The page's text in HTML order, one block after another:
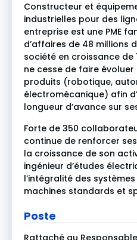
Constructeur et
industrielles pour des
entreprise est une PME
d’affaires de 48 millions
société en croissance de
ne cesse de faire
produits (robotique,
électromécanique) afin
longueur d’avance sur
Forte de 350
continue de renforcer
la croissance de son
ingénieur d’études
l’intégralité des
machines standards et
Poste
Rattaché au